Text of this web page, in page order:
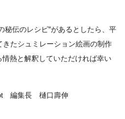
秘伝のレシピ”があるとしたら、平
きたシュミレーション絵画の制作
熱と解釈していただければ幸い
編集長 樋口壽伸